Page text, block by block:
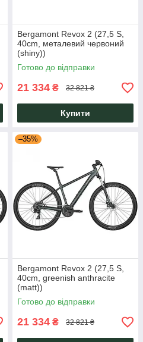
Bergamont Revox 2 (27,5 S,
40cm, металевий червоний
(shiny))
Готово до відправки
21 334 ₴ 32 821 ₴
Купити
–35%
Bergamont Revox 2 (27,5 S,
40cm, greenish anthracite
(matt))
Готово до відправки
21 334 ₴ 32 821 ₴